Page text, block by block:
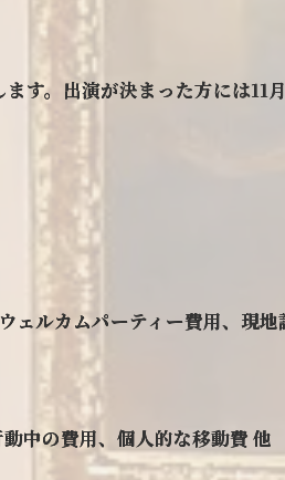
す。出演が決まった方には11
ェルカムパーティー費用、現地
中の費用、個人的な移動費 他